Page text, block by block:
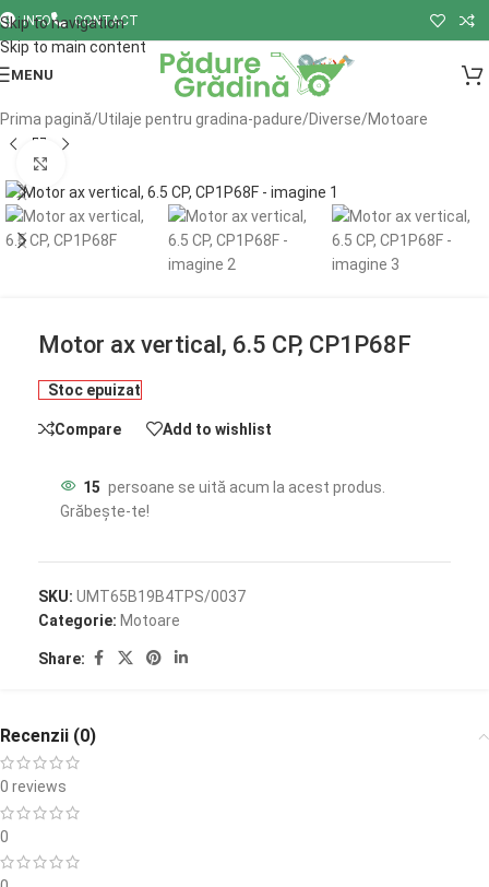
Skip to navigation
Skip to main content
INFO CONTACT
MENU
Prima pagină/Utilaje pentru gradina-padure/Diverse/Motoare
Motor ax vertical, 6.5 CP, CP1P68F
Stoc epuizat
Compare Add to wishlist
15 persoane se uită acum la acest produs.
Grăbește-te!
SKU: UMT65B19B4TPS/0037
Categorie: Motoare
Share:
Recenzii (0)
0 reviews
0